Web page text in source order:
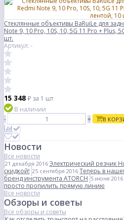
Стеклянные объективы BaRuiLe для
Note 9, 10 Pro, 10S, 10, 5G 11 Pro + Plus,
шт.
Артикул: -
15 348 ₽ за 1 шт
В наличии
-
+ В
Новости
Все новости
21 декабря 2016 Электрический резчик
скидкой! 25 сентября 2016 Теперь в
бренд инструмента ATORCH 5 июня 2016
просто пропилить прямую линию
Все новости
Обзоры и советы
Все обзоры и советы